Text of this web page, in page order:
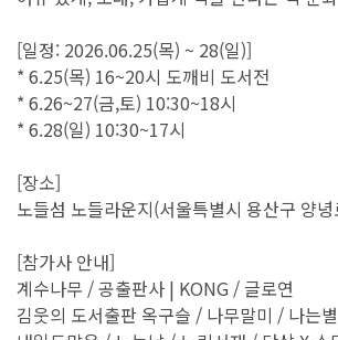
[일정: 2026.06.25(목) ~ 28(일)]
* 6.25(목) 16~20시 도깨비 도서전
* 6.26~27(금,토) 10:30~18시
* 6.28(일) 10:30~17시
[장소]
노들섬 노들라운지(서울특별시 용산구 양
[참가사 안내]
계수나무 / 공출판사 | KONG / 글로연
김웃의 도서출판 옥구슬 / 나무말미 / 나는별